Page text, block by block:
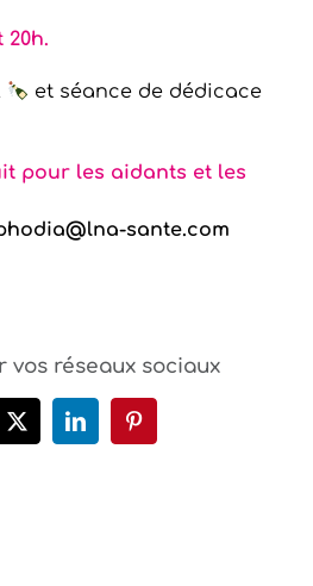
20h.
et séance de dédicace
pour les aidants et les
sante.com
vos réseaux sociaux
X LinkedInPinterest